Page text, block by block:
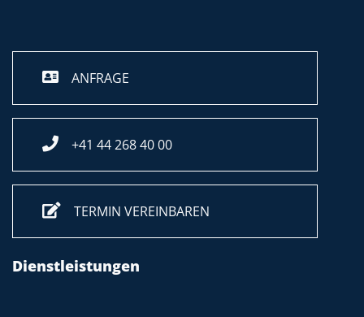
ANFRAGE
+41 44 268 40 00
TERMIN VEREINBAREN
Dienstleistungen